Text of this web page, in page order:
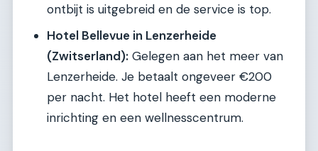
ontbijt is uitgebreid en de service is top.
Hotel Bellevue in Lenzerheide
(Zwitserland): Gelegen aan het meer van
Lenzerheide. Je betaalt ongeveer €200
per nacht. Het hotel heeft een moderne
inrichting en een wellnesscentrum.